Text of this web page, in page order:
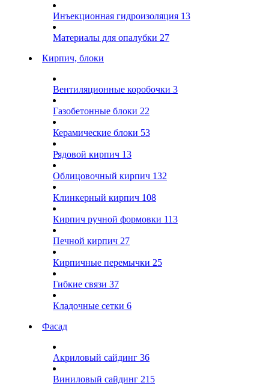
Инъекционная гидроизоляция 13
Материалы для опалубки 27
Кирпич, блоки
Вентиляционные коробочки 3
Газобетонные блоки 22
Керамические блоки 53
Рядовой кирпич 13
Облицовочный кирпич 132
Клинкерный кирпич 108
Кирпич ручной формовки 113
Печной кирпич 27
Кирпичные перемычки 25
Гибкие связи 37
Кладочные сетки 6
Фасад
Акриловый сайдинг 36
Виниловый сайдинг 215